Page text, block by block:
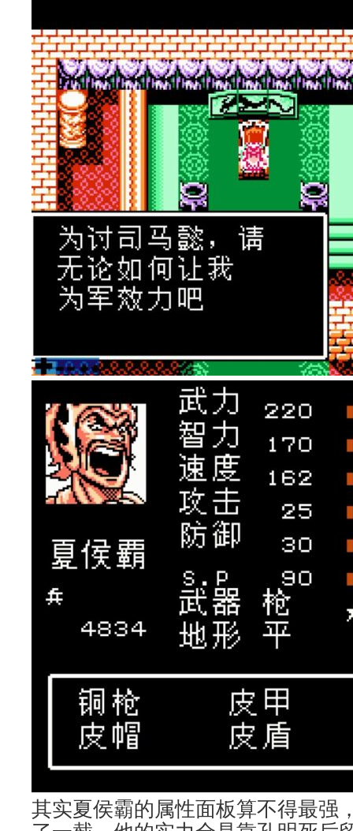
其实夏侯霸的属性面板算不得最强